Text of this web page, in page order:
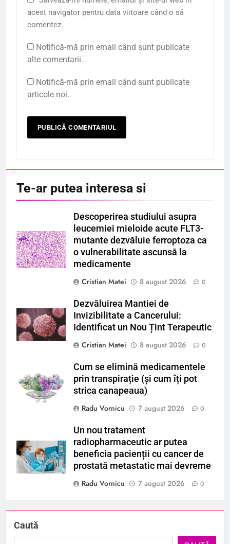
acest navigator pentru data viitoare când o să
comentez.
Notifică-mă prin email când sunt publicate
alte comentarii.
Notifică-mă prin email când sunt publicate
articole noi.
Te-ar putea interesa si
Descoperirea studiului asupra
leucemiei mieloide acute FLT3-
mutante dezvăluie ferroptoza ca
o vulnerabilitate ascunsă la
medicamente
Cristian Matei
8 august 2026 0
Dezvăluirea Mantiei de
Invizibilitate a Cancerului:
Identificat un Nou Țint Terapeutic
Cristian Matei
8 august 2026 0
Cum se elimină medicamentele
prin transpirație (și cum îți pot
strica canapeaua)
Radu Vornicu
7 august 2026 0
Un nou tratament
radiopharmaceutic ar putea
beneficia pacienții cu cancer de
prostată metastatic mai devreme
Radu Vornicu
7 august 2026 0
Caută